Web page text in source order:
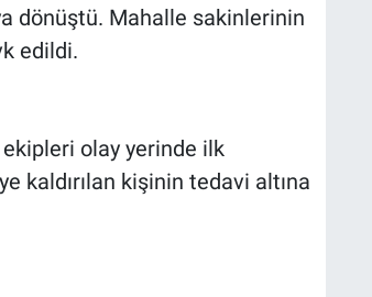
dönüştü. Mahalle sakinlerinin
edildi.
ekipleri olay yerinde ilk
kaldırılan kişinin tedavi altına